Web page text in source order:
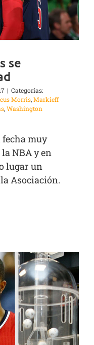
se
| Categorías:
Morris,Markieff
,Washington
fecha muy
NBA y en
lugar un
Asociación.